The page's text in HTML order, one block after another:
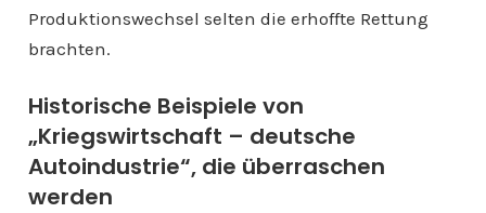
Produktionswechsel selten die erhoffte Rettung
brachten.
Historische Beispiele von
„Kriegswirtschaft – deutsche
Autoindustrie“, die überraschen
werden